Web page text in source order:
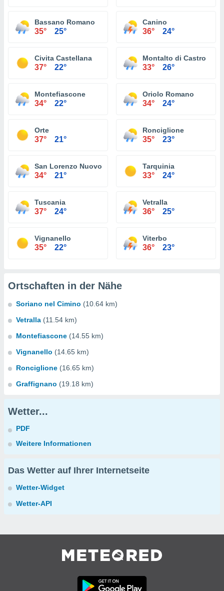
Bassano Romano
35° 25°
Canino
36° 24°
Civita Castellana
37° 22°
Montalto di Castro
33° 26°
Montefiascone
34° 22°
Oriolo Romano
34° 24°
Orte
37° 21°
Ronciglione
35° 23°
San Lorenzo Nuovo
34° 21°
Tarquinia
33° 24°
Tuscania
37° 24°
Vetralla
36° 25°
Vignanello
35° 22°
Viterbo
36° 23°
Ortschaften in der Nähe
Soriano nel Cimino (10.64 km)
Vetralla (11.54 km)
Montefiascone (14.55 km)
Vignanello (14.65 km)
Ronciglione (16.65 km)
Graffignano (19.18 km)
Wetter...
PDF
Weitere Informationen
Das Wetter auf Ihrer Internetseite
Wetter-Widget
Wetter-API